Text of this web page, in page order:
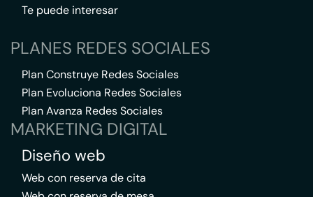
Te puede interesar
PLANES REDES SOCIALES
Plan Construye Redes Sociales
Plan Evoluciona Redes Sociales
Plan Avanza Redes Sociales
MARKETING DIGITAL
Diseño web
Web con reserva de cita